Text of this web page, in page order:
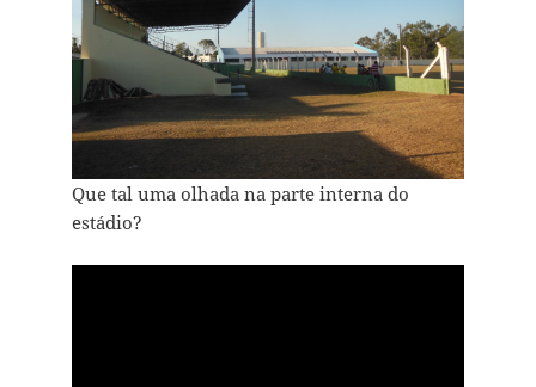
Que tal uma olhada na parte interna do
estádio?